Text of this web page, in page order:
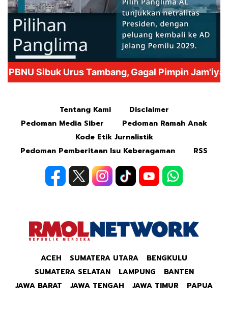
Tentang Kami
Disclaimer
Pedoman Media Siber
Pedoman Ramah Anak
Kode Etik Jurnalistik
Pedoman Pemberitaan Isu Keberagaman
RSS
ACEH SUMATERA UTARA
BENGKULU
SUMATERA SELATAN
LAMPUNG
BANTEN
JAWA BARAT
JAWA TENGAH JAWA TIMUR PAPUA